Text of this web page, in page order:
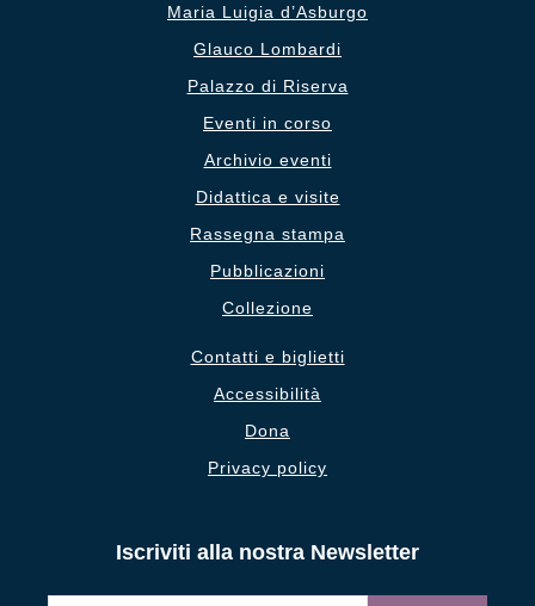
Maria Luigia d’Asburgo
Glauco Lombardi
Palazzo di Riserva
Eventi in corso
Archivio eventi
Didattica e visite
Rassegna stampa
Pubblicazioni
Collezione
Contatti e biglietti
Accessibilità
Dona
Privacy policy
Iscriviti alla nostra Newsletter